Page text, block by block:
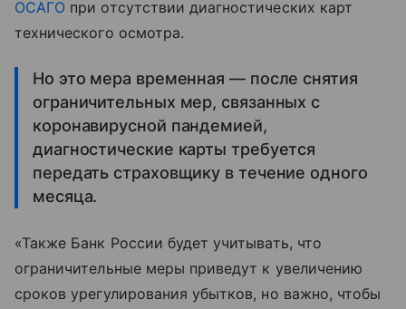
ОСАГО при отсутствии диагностических карт
технического осмотра.
Но это мера временная — после снятия
ограничительных мер, связанных с
коронавирусной пандемией,
диагностические карты требуется
передать страховщику в течение одного
месяца.
«Также Банк России будет учитывать, что
ограничительные меры приведут к увеличению
сроков урегулирования убытков, но важно, чтобы